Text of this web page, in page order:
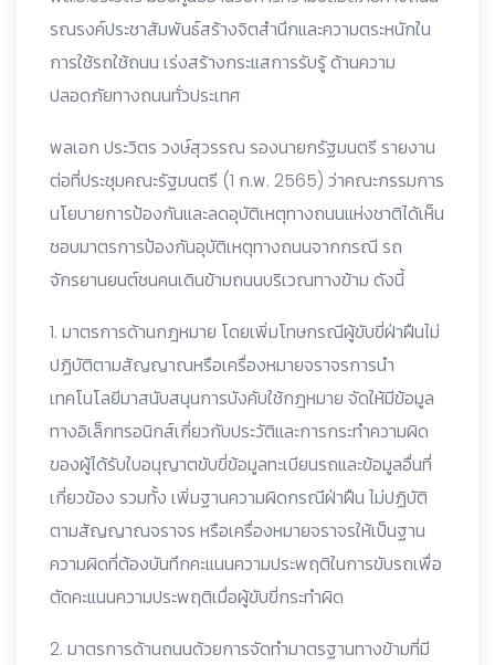
รณรงค์ประชาสัมพันธ์สร้างจิตสำนึกและความตระหนักใน
การใช้รถใช้ถนน เร่งสร้างกระแสการรับรู้ ด้านความ
ปลอดภัยทางถนนทั่วประเทศ
พลเอก ประวิตร วงษ์สุวรรณ รองนายกรัฐมนตรี รายงาน
ต่อที่ประชุมคณะรัฐมนตรี (1 ก.พ. 2565) ว่าคณะกรรมการ
นโยบายการป้องกันและลดอุบัติเหตุทางถนนแห่งชาติได้เห็น
ชอบมาตรการป้องกันอุบัติเหตุทางถนนจากกรณี รถ
จักรยานยนต์ชนคนเดินข้ามถนนบริเวณทางข้าม ดังนี้
1. มาตรการด้านกฎหมาย โดยเพิ่มโทษกรณีผู้ขับขี่ฝ่าฝืนไม่
ปฏิบัติตามสัญญาณหรือเครื่องหมายจราจรการนำ
เทคโนโลยีมาสนับสนุนการบังคับใช้กฎหมาย จัดให้มีข้อมูล
ทางอิเล็กทรอนิกส์เกี่ยวกับประวัติและการกระทำความผิด
ของผู้ได้รับใบอนุญาตขับขี่ข้อมูลทะเบียนรถและข้อมูลอื่นที่
เกี่ยวข้อง รวมทั้ง เพิ่มฐานความผิดกรณีฝ่าฝืน ไม่ปฏิบัติ
ตามสัญญาณจราจร หรือเครื่องหมายจราจรให้เป็นฐาน
ความผิดที่ต้องบันทึกคะแนนความประพฤติในการขับรถเพื่อ
ตัดคะแนนความประพฤติเมื่อผู้ขับขี่กระทำผิด
2. มาตรการด้านถนนด้วยการจัดทำมาตรฐานทางข้ามที่มี